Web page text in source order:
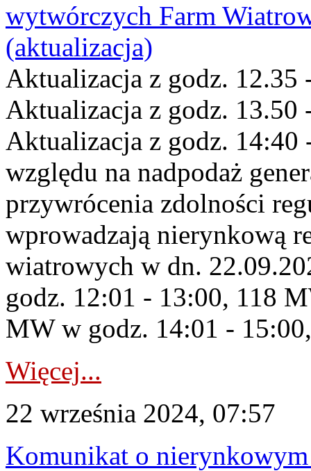
wytwórczych Farm
(aktualizacja)
Aktualizacja z godz. 12.35
Aktualizacja z godz. 13.50
Aktualizacja z godz. 14:40
względu na nadpodaż
przywrócenia zdolności
wprowadzają nierynkową
wiatrowych w dn.
godz. 12:01 - 13:00, 118
MW w godz. 14:01 -
Więcej...
22 września 2024, 07:57
Komunikat o